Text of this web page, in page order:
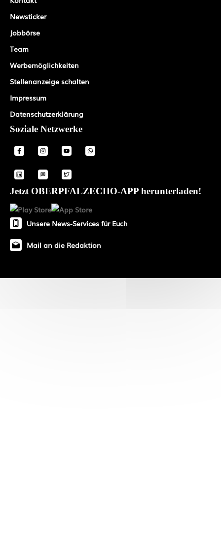
Newsticker
Jobbörse
Team
Werbemöglichkeiten
Stellenanzeige schalten
Impressum
Datenschutzerklärung
Soziale Netzwerke
Jetzt OBERPFALZECHO-APP herunterladen!
Unsere News-Services für Euch
Mail an die Redaktion